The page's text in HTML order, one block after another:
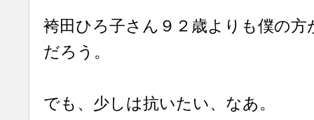
袴田ひろ子さん９２歳よりも僕の
だろう。
でも、少しは抗いたい、なあ。